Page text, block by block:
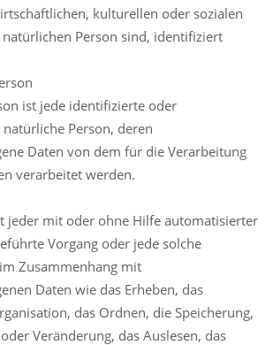
kulturellen oder sozialen
Person sind, identifiziert
ist jede identifizierte oder
Person, deren
Daten von dem für die Verarbeitung
verarbeitet werden.
jeder mit oder ohne Hilfe automatisierter
Vorgang oder jede solche
Zusammenhang mit
Daten wie das Erheben, das
das Ordnen, die Speicherung,
Veränderung, das Auslesen, das